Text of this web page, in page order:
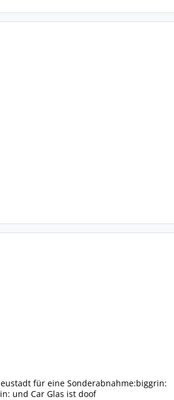
für eine Sonderabnahme:biggrin:
und Car Glas ist doof